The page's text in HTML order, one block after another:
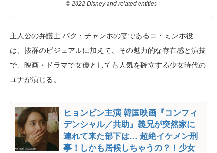
© 2022 Disney and related entities
主人公の弁護士 パク・チャンホの妻であるコ・ミンホ役
は、抜群のビジュアルに加えて、その魅力的な存在感と演技
で、映画・ドラマで女優としても人気を確立する少女時代の
ユナが演じる。
ヒョンビン主演 韓国映画『コンフィ
デンシャル／共助』義兄が突然家に
連れて来た部下は… 超絶イケメン刑
事！しかも居候しちゃうの？！少女